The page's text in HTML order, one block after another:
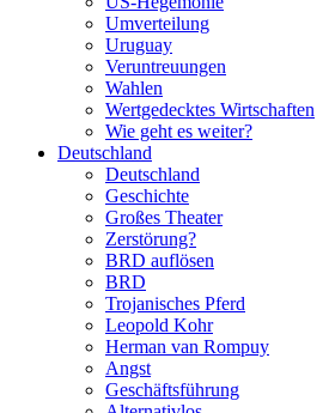
Umverteilung
Uruguay
Veruntreuungen
Wahlen
Wertgedecktes Wirtschaften
Wie geht es weiter?
Deutschland
Deutschland
Geschichte
Großes Theater
Zerstörung?
BRD auflösen
BRD
Trojanisches Pferd
Leopold Kohr
Herman van Rompuy
Angst
Geschäftsführung